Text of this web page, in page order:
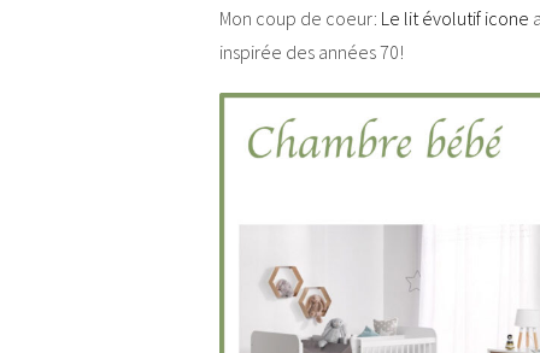
Mon coup de coeur: Le lit évolutif icone
inspirée des années 70!